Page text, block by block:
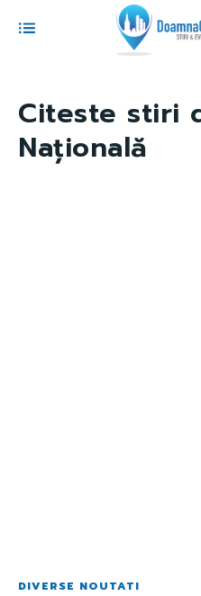
Citeste stiri
Națională
DIVERSE NOUTATI